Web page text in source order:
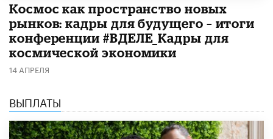
Космос как пространство новых
рынков: кадры для будущего – итоги
конференции #ВДЕЛЕ_Кадры для
космической экономики
14 АПРЕЛЯ
ВЫПЛАТЫ